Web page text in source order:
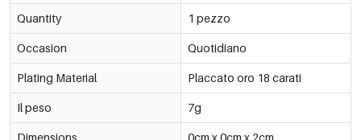
Quantity 1 pezzo
Occasion Quotidiano
Plating Material Placcato oro 18 carati
Il peso 7g
Dimensions 0cm x 0cm x 2cm